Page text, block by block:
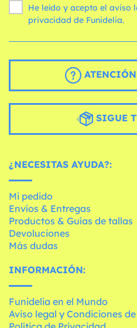
He leído y acepto el aviso
privacidad de Funidelia.
SIGUE
¿NECESITAS AYUDA?:
Mi pedido
Envíos & Entregas
Productos & Guías de tallas
Devoluciones
Más dudas
INFORMACIÓN:
Funidelia en el Mundo
Aviso legal y Condiciones